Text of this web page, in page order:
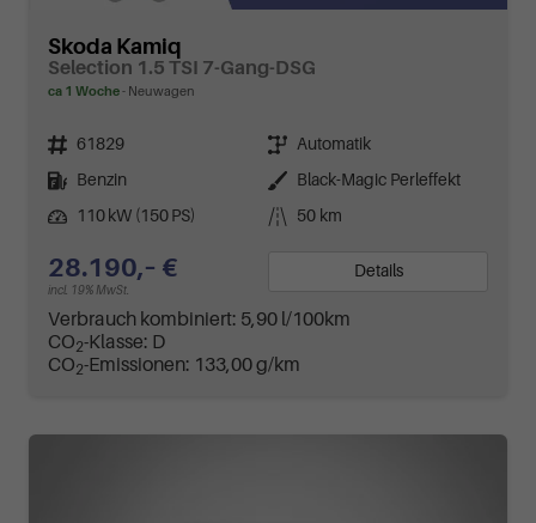
Skoda Kamiq
Selection 1.5 TSI 7-Gang-DSG
ca 1 Woche Neuwagen
Fahrzeugnr. 61829 Getriebe Automatik
Kraftstoff
Benzin Außenfarbe
Black-Magic Perleffekt
Leistung
110 kW (150 PS) Kilometerstand 50 km
28.190,– €
incl. 19% MwSt.
Details
Verbrauch kombiniert: 5,90 l/100km
CO2-Klasse: D
CO2-Emissionen: 133,00 g/km